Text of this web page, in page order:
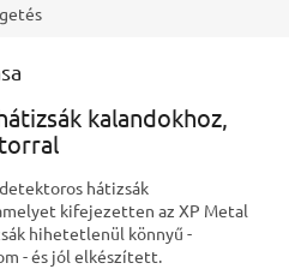
kalandokhoz,
hátizsák
kifejezetten az XP Metal
hihetetlenül könnyű -
- és jól elkészített.